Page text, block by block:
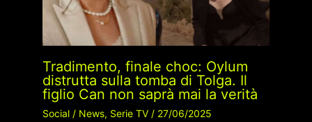
Tradimento, finale choc: Oylum
distrutta sulla tomba di Tolga. Il
figlio Can non saprà mai la verità
Social/ News, Serie TV/ 27/06/2025